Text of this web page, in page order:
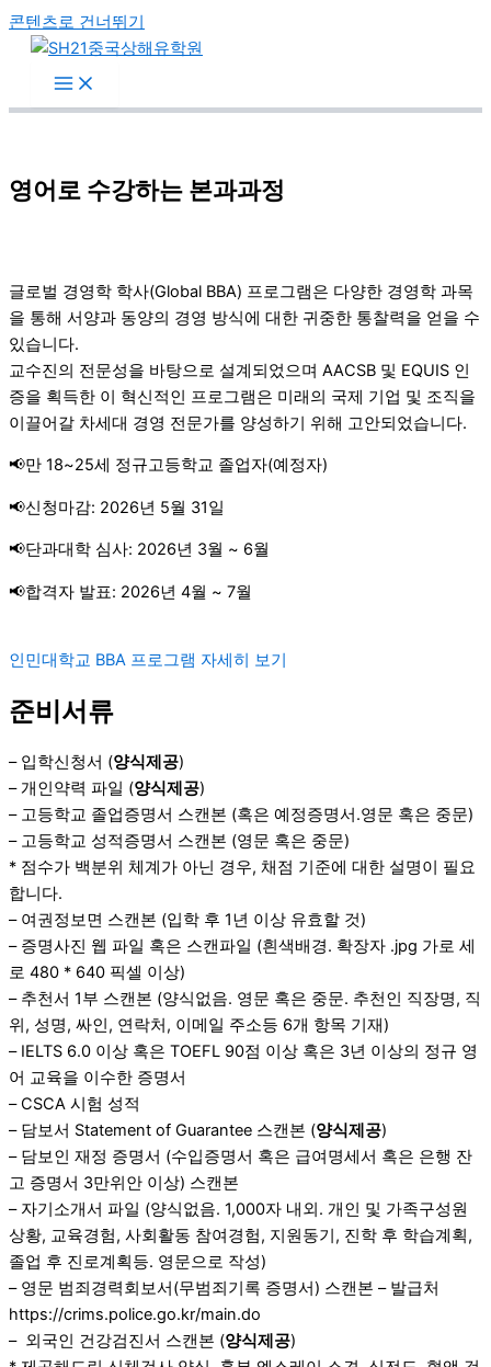
콘텐츠로 건너뛰기
영어로 수강하는 본과과정
글로벌 경영학 학사(Global BBA) 프로그램은 다양한 경영학 과목
을 통해 서양과 동양의 경영 방식에 대한 귀중한 통찰력을 얻을 수
있습니다.
교수진의 전문성을 바탕으로 설계되었으며 AACSB 및 EQUIS 인
증을 획득한 이 혁신적인 프로그램은 미래의 국제 기업 및 조직을
이끌어갈 차세대 경영 전문가를 양성하기 위해 고안되었습니다.
📢만 18~25세 정규고등학교 졸업자(예정자)
📢신청마감: 2026년 5월 31일
📢단과대학 심사: 2026년 3월 ~ 6월
📢합격자 발표: 2026년 4월 ~ 7월
인민대학교 BBA 프로그램 자세히 보기
준비서류
– 입학신청서 (양식제공)
– 개인약력 파일 (양식제공)
– 고등학교 졸업증명서 스캔본 (혹은 예정증명서.영문 혹은 중문)
– 고등학교 성적증명서 스캔본 (영문 혹은 중문)
* 점수가 백분위 체계가 아닌 경우, 채점 기준에 대한 설명이 필요
합니다.
– 여권정보면 스캔본 (입학 후 1년 이상 유효할 것)
– 증명사진 웹 파일 혹은 스캔파일 (흰색배경. 확장자 .jpg 가로 세
로 480 * 640 픽셀 이상)
– 추천서 1부 스캔본 (양식없음. 영문 혹은 중문. 추천인 직장명, 직
위, 성명, 싸인, 연락처, 이메일 주소등 6개 항목 기재)
– IELTS 6.0 이상 혹은 TOEFL 90점 이상 혹은 3년 이상의 정규 영
어 교육을 이수한 증명서
– CSCA 시험 성적
– 담보서 Statement of Guarantee 스캔본 (양식제공)
– 담보인 재정 증명서 (수입증명서 혹은 급여명세서 혹은 은행 잔
고 증명서 3만위안 이상) 스캔본
– 자기소개서 파일 (양식없음. 1,000자 내외. 개인 및 가족구성원
상황, 교육경험, 사회활동 참여경험, 지원동기, 진학 후 학습계획,
졸업 후 진로계획등. 영문으로 작성)
– 영문 범죄경력회보서(무범죄기록 증명서) 스캔본 – 발급처
https://crims.police.go.kr/main.do
– 외국인 건강검진서 스캔본 (양식제공)